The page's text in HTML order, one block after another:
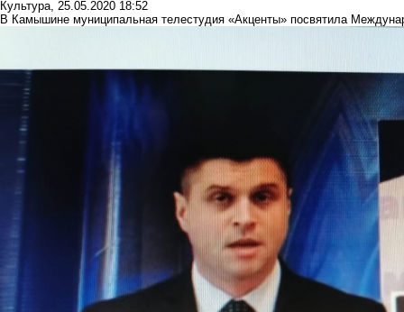
Культура, 25.05.2020 18:52
В Камышине муниципальная телестудия «Акценты» посвятила